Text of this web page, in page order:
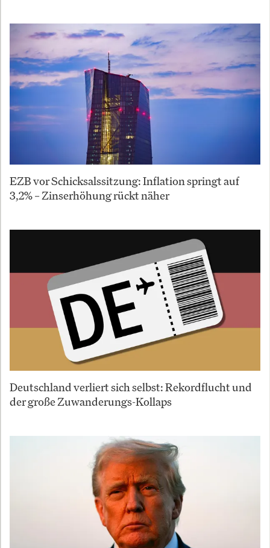
EZB vor Schicksalssitzung: Inflation springt auf
3,2% – Zinserhöhung rückt näher
Deutschland verliert sich selbst: Rekordflucht und
der große Zuwanderungs-Kollaps